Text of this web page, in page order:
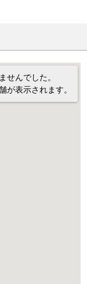
せんでした。
が表示されます。